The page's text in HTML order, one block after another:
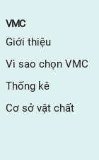
VMC
Giới thiệu
Vì sao chọn VMC
Thống kê
Cơ sở vật chất